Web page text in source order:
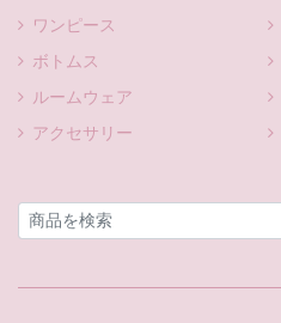
ワンピース
ボトムス
ルームウェア
アクセサリー